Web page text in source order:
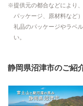
提供元の都合などにより
パッケージ、原材料など
礼品のパッケージやラベ
い。
静岡県沼津市のご紹